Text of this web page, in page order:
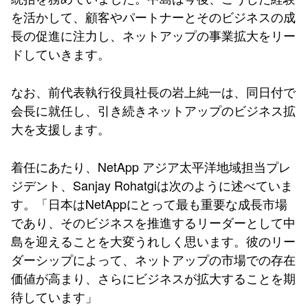
を活かして、顧客やパートナーとそのビジネスの成
長の促進に注力し、ネットアップの事業拡大をリー
ドしていきます。
なお、前代表執行役員社長の岩上純一は、同日付で
会長に就任し、引き続きネットアップのビジネス拡
大を支援します。
着任にあたり、NetApp アジア太平洋地域担当プレ
ジデント、Sanjay Rohatgiは次のように述べていま
す。「日本はNetAppにとって最も重要な成長市場
であり、そのビジネスを推進するリーダーとして中
島を迎えることを大変うれしく思います。彼のリー
ダーシップによって、ネットアップの市場での存在
価値が高まり、さらにビジネスが拡大することを期
待しています」